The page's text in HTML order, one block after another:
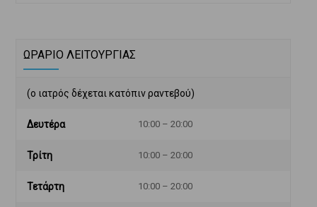
ΩΡΑΡΙΟ ΛΕΙΤΟΥΡΓΙΑΣ
(ο ιατρός δέχεται κατόπιν ραντεβού)
Δευτέρα 10:00 – 20:00
Τρίτη 10:00 – 20:00
Τετάρτη 10:00 – 20:00